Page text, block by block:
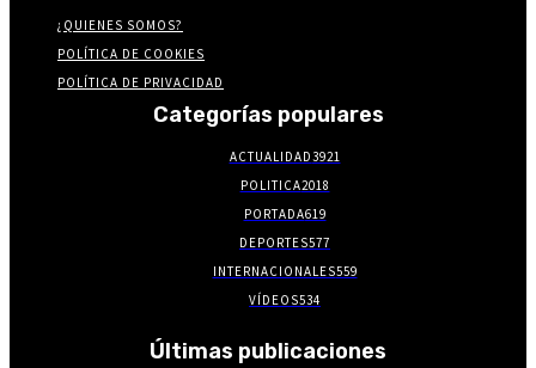
¿QUIENES SOMOS?
POLÍTICA DE COOKIES
POLÍTICA DE PRIVACIDAD
Categorías populares
ACTUALIDAD3921
POLITICA2018
PORTADA619
DEPORTES577
INTERNACIONALES559
VÍDEOS534
Últimas publicaciones